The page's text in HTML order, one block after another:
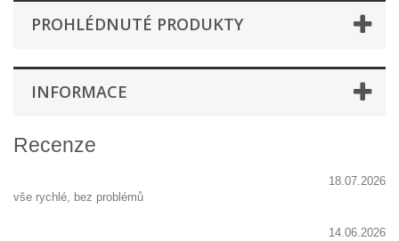
PROHLÉDNUTÉ PRODUKTY
INFORMACE
Recenze
18.07.2026
vše rychlé, bez problémů
14.06.2026